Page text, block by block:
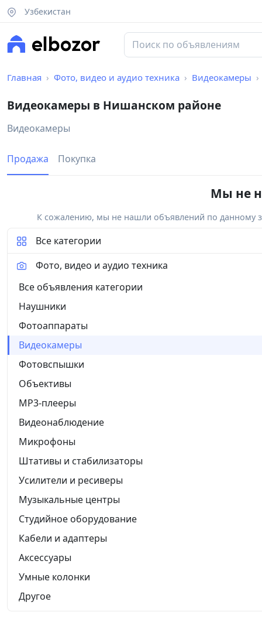
Узбекистан
Главная Фото, видео и аудио техника Видеокамеры
Видеокамеры в Нишанском районе
Видеокамеры
Продажа Покупка
Мы не
К сожалению, мы не нашли объявлений по данному
Все категории
Фото, видео и аудио техника
Все объявления категории
Наушники
Фотоаппараты
Видеокамеры
Фотовспышки
Объективы
MP3-плееры
Видеонаблюдение
Микрофоны
Штативы и стабилизаторы
Усилители и ресиверы
Музыкальные центры
Студийное оборудование
Кабели и адаптеры
Аксессуары
Умные колонки
Другое